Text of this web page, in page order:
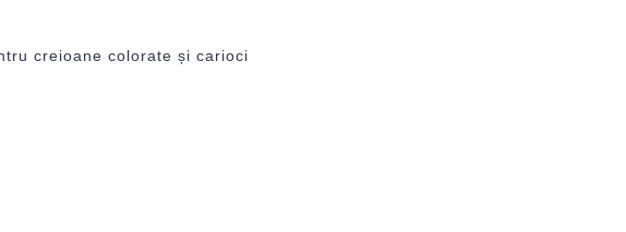
creioane colorate și carioci